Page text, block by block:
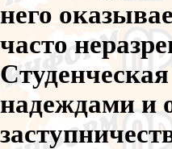
него
часто
надеждами и